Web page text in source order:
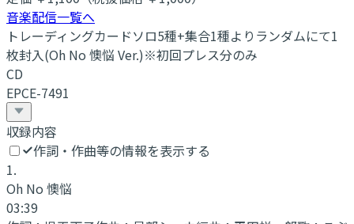
音楽配信一覧へ
トレーディングカードソロ5種+集合1種よりランダムにて1
枚封入(Oh No 懊悩 Ver.)※初回プレス分のみ
CD
EPCE-7491
収録内容
作詞・作曲等の情報を表示する
1.
Oh No 懊悩
03:39